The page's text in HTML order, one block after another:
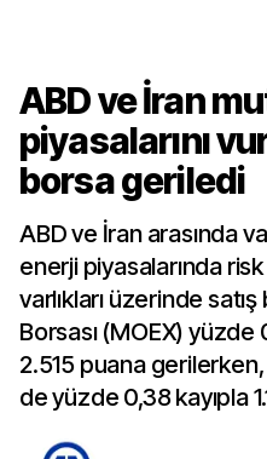
ABD ve İran
piyasalarını
borsa geriledi
ABD ve İran arasında
enerji piyasalarında
varlıkları üzerinde
Borsası (MOEX)
2.515 puana
de yüzde 0,38 kayıpla